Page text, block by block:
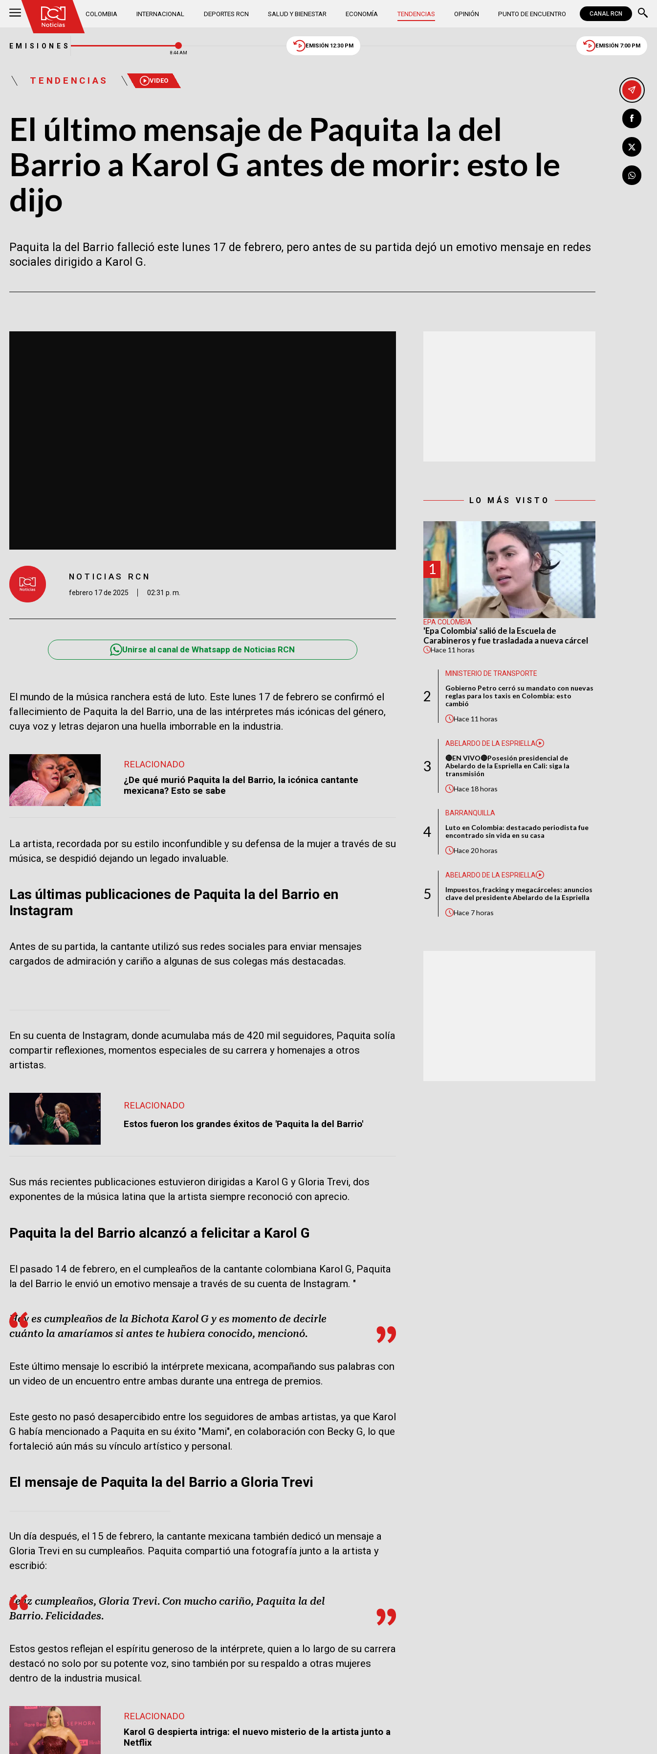
COLOMBIA INTERNACIONAL DEPORTES RCN SALUD Y BIENESTAR ECONOMÍA TENDENCIAS OPINIÓN PUNTO DE ENCUENTRO CANAL RCN
EMISIONES
8:44 AM
EMISIÓN 12:30 PM EMISIÓN 7:00 PM
TENDENCIAS VIDEO
El último mensaje de Paquita la del
Barrio a Karol G antes de morir: esto le
dijo
Paquita la del Barrio falleció este lunes 17 de febrero, pero antes de su partida dejó un emotivo mensaje en redes
sociales dirigido a Karol G.
NOTICIAS RCN
febrero 17 de 2025 02:31 p. m.
Unirse al canal de Whatsapp de Noticias RCN
El mundo de la música ranchera está de luto. Este lunes 17 de febrero se confirmó el
fallecimiento de Paquita la del Barrio, una de las intérpretes más icónicas del género,
cuya voz y letras dejaron una huella imborrable en la industria.
RELACIONADO
¿De qué murió Paquita la del Barrio, la icónica cantante
mexicana? Esto se sabe
La artista, recordada por su estilo inconfundible y su defensa de la mujer a través de su
música, se despidió dejando un legado invaluable.
Las últimas publicaciones de Paquita la del Barrio en
Instagram
Antes de su partida, la cantante utilizó sus redes sociales para enviar mensajes
cargados de admiración y cariño a algunas de sus colegas más destacadas.
En su cuenta de Instagram, donde acumulaba más de 420 mil seguidores, Paquita solía
compartir reflexiones, momentos especiales de su carrera y homenajes a otros
artistas.
RELACIONADO
Estos fueron los grandes éxitos de 'Paquita la del Barrio'
Sus más recientes publicaciones estuvieron dirigidas a Karol G y Gloria Trevi, dos
exponentes de la música latina que la artista siempre reconoció con aprecio.
Paquita la del Barrio alcanzó a felicitar a Karol G
El pasado 14 de febrero, en el cumpleaños de la cantante colombiana Karol G, Paquita
la del Barrio le envió un emotivo mensaje a través de su cuenta de Instagram. "
Hoy es cumpleaños de la Bichota Karol G y es momento de decirle
cuánto la amaríamos si antes te hubiera conocido, mencionó.
Este último mensaje lo escribió la intérprete mexicana, acompañando sus palabras con
un video de un encuentro entre ambas durante una entrega de premios.
Este gesto no pasó desapercibido entre los seguidores de ambas artistas, ya que Karol
G había mencionado a Paquita en su éxito "Mami", en colaboración con Becky G, lo que
fortaleció aún más su vínculo artístico y personal.
El mensaje de Paquita la del Barrio a Gloria Trevi
Un día después, el 15 de febrero, la cantante mexicana también dedicó un mensaje a
Gloria Trevi en su cumpleaños. Paquita compartió una fotografía junto a la artista y
escribió:
Feliz cumpleaños, Gloria Trevi. Con mucho cariño, Paquita la del
Barrio. Felicidades.
Estos gestos reflejan el espíritu generoso de la intérprete, quien a lo largo de su carrera
destacó no solo por su potente voz, sino también por su respaldo a otras mujeres
dentro de la industria musical.
RELACIONADO
Karol G despierta intriga: el nuevo misterio de la artista junto a
Netflix
LO MÁS VISTO
1
EPA COLOMBIA
'Epa Colombia' salió de la Escuela de
Carabineros y fue trasladada a nueva cárcel
Hace 11 horas
2
MINISTERIO DE TRANSPORTE
Gobierno Petro cerró su mandato con nuevas
reglas para los taxis en Colombia: esto
cambió
Hace 11 horas
3
ABELARDO DE LA ESPRIELLA
🔴EN VIVO🔴Posesión presidencial de
Abelardo de la Espriella en Cali: siga la
transmisión
Hace 18 horas
4
BARRANQUILLA
Luto en Colombia: destacado periodista fue
encontrado sin vida en su casa
Hace20 horas
5
ABELARDO DE LA ESPRIELLA
Impuestos, fracking y megacárceles: anuncios
clave del presidente Abelardo de la Espriella
Hace 7 horas